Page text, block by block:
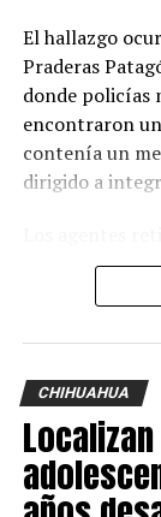
El hallazgo
Praderas
donde policías
encontraron
contenía un
dirigido a
Fiscalía
para procesar
Durante las
en el perímetro
videovigilancia,
revisadas para
personas que
CHIHUAHUA